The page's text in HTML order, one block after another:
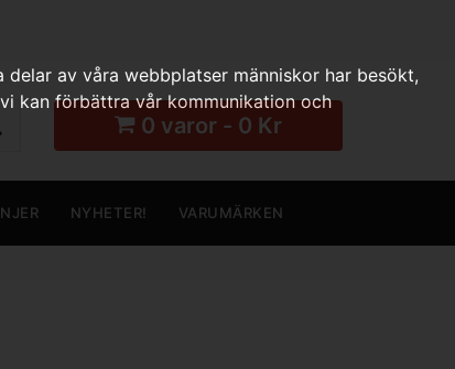
0 varor - 0 Kr
NYHETER! VARUMÄRKEN
av våra webbplatser människor har besökt,
kan förbättra vår kommunikation och